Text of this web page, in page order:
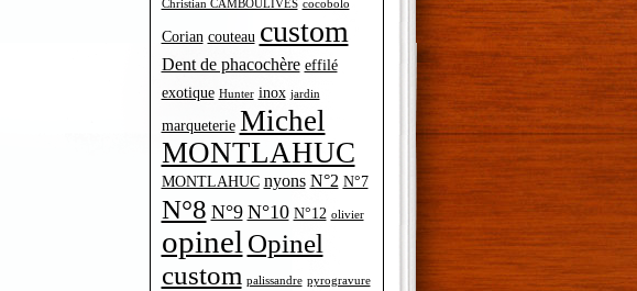
Christian CAMBOULIVES cocobolo
Corian couteau custom
Dent de phacochère effilé
exotique Hunter inox jardin
marqueterie Michel
MONTLAHUC
MONTLAHUC nyons N°2 N°7
N°8 N°9 N°10 N°12 olivier
opinel Opinel
custom palissandre pyrogravure